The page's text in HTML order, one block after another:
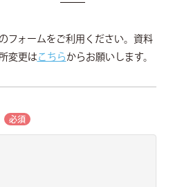
フォームをご利用ください。 資料
変更は こちら からお願いします。
必須